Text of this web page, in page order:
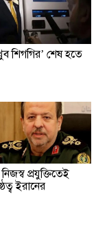
শিগগির’ শেষ হতে
প্রযুক্তিতেই
ইরানের